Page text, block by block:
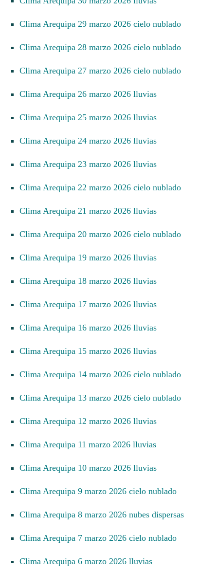
Clima Arequipa 29 marzo 2026 cielo nublado
Clima Arequipa 28 marzo 2026 cielo nublado
Clima Arequipa 27 marzo 2026 cielo nublado
Clima Arequipa 26 marzo 2026 lluvias
Clima Arequipa 25 marzo 2026 lluvias
Clima Arequipa 24 marzo 2026 lluvias
Clima Arequipa 23 marzo 2026 lluvias
Clima Arequipa 22 marzo 2026 cielo nublado
Clima Arequipa 21 marzo 2026 lluvias
Clima Arequipa 20 marzo 2026 cielo nublado
Clima Arequipa 19 marzo 2026 lluvias
Clima Arequipa 18 marzo 2026 lluvias
Clima Arequipa 17 marzo 2026 lluvias
Clima Arequipa 16 marzo 2026 lluvias
Clima Arequipa 15 marzo 2026 lluvias
Clima Arequipa 14 marzo 2026 cielo nublado
Clima Arequipa 13 marzo 2026 cielo nublado
Clima Arequipa 12 marzo 2026 lluvias
Clima Arequipa 11 marzo 2026 lluvias
Clima Arequipa 10 marzo 2026 lluvias
Clima Arequipa 9 marzo 2026 cielo nublado
Clima Arequipa 8 marzo 2026 nubes dispersas
Clima Arequipa 7 marzo 2026 cielo nublado
Clima Arequipa 6 marzo 2026 lluvias